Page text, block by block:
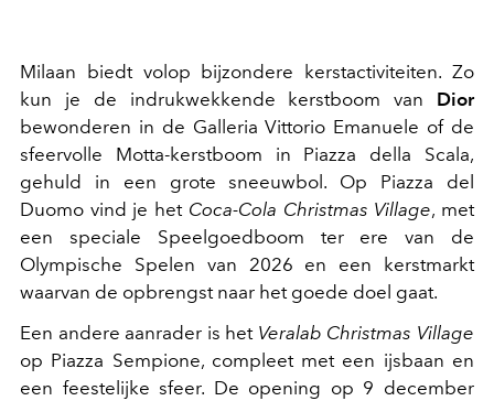
Milaan biedt volop bijzondere kerstactiviteiten. Zo
kun je de indrukwekkende kerstboom van Dior
bewonderen in de Galleria Vittorio Emanuele of de
sfeervolle Motta-kerstboom in Piazza della Scala,
gehuld in een grote sneeuwbol. Op Piazza del
Duomo vind je het Coca-Cola Christmas Village, met
een speciale Speelgoedboom ter ere van de
Olympische Spelen van 2026 en een kerstmarkt
waarvan de opbrengst naar het goede doel gaat.
Een andere aanrader is het Veralab Christmas Village
op Piazza Sempione, compleet met een ijsbaan en
een feestelijke sfeer. De opening op 9 december